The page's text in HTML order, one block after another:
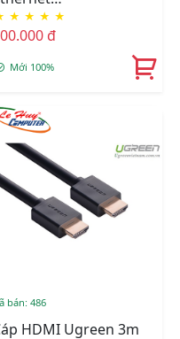
100/1000Mbps
★ ★ ★ ★
đ
Mới 100%
bán: 486
HDMI Ugreen 3m